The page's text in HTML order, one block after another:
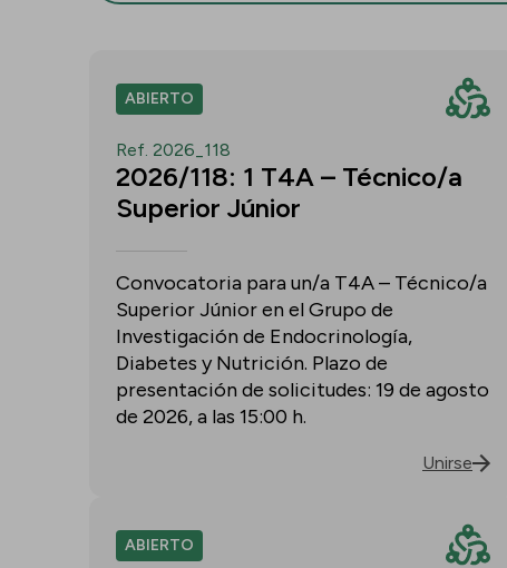
ABIERTO
Ref. 2026_118
2026/118: 1 T4A – Técnico/a
Superior Júnior
Convocatoria para un/a T4A – Técnico/a
Superior Júnior en el Grupo de
Investigación de Endocrinología,
Diabetes y Nutrición. Plazo de
presentación de solicitudes: 19 de agosto
de 2026, a las 15:00 h.
Unirse
ABIERTO